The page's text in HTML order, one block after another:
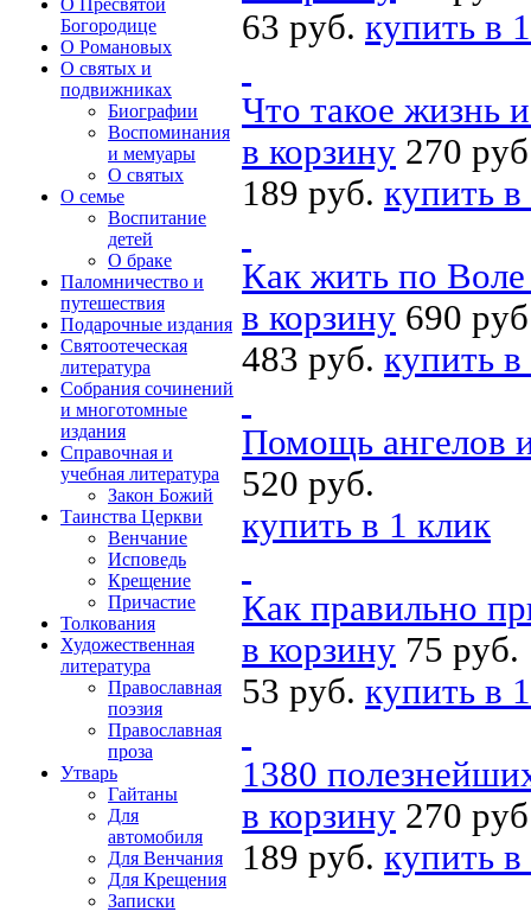
О Пресвятой
Богородице
О Романовых
О святых и
подвижниках
Биографии
Воспоминания
и мемуары
О святых
О семье
Воспитание
детей
О браке
Паломничество и
путешествия
Подарочные издания
Святоотеческая
литература
Собрания сочинений
и многотомные
издания
Справочная и
учебная литература
Закон Божий
Таинства Церкви
Венчание
Исповедь
Крещение
Причастие
Толкования
Художественная
литература
Православная
поэзия
Православная
проза
Утварь
Гайтаны
Для
автомобиля
Для Венчания
Для Крещения
Записки
63 руб. купить в
Что такое жизнь
в корзину 270
189 руб. купить
Как жить по
в корзину 690
483 руб. купить
Помощь ангелов
520 руб.
купить в 1 клик
Как правильно
в корзину 75 руб.
53 руб. купить в
1380
в корзину 270
189 руб. купить